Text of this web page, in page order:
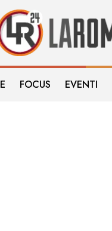
FOCUS EVENTI